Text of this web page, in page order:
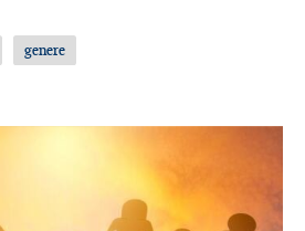
genere